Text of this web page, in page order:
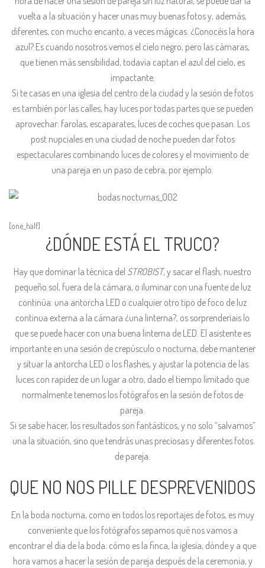
vuelta a la situación y hacer unas muy buenas fotos y, además,
diferentes, con mucho encanto, a veces mágicas. ¿Conocéis la hora
azul? Es cuando nosotros vemos el cielo negro, pero las cámaras,
que tienen más sensibilidad, todavía captan el azul del cielo, es
impactante.
Si te casas en una iglesia del centro de la ciudad y la sesión de fotos
es también por las calles, hay luces por todas partes que se pueden
aprovechar: farolas, escaparates, luces de coches que pasan. Los
post nupciales en una ciudad de noche pueden dar fotos
espectaculares combinando luces de colores y el movimiento de
una pareja en un paso de cebra, por ejemplo.
[one_half]
¿DÓNDE ESTÁ EL TRUCO?
Hay que dominar la técnica del STROBIST, y sacar el flash, nuestro
pequeño sol, fuera de la cámara, o iluminar con una fuente de luz
continúa: una antorcha LED o cualquier otro tipo de foco de luz
continua externa a la cámara ¿una linterna?, os sorprenderíais lo
que se puede hacer con una buena linterna de LED. El asistente es
importante en una sesión de crepúsculo o nocturna, debe mantener
y situar la antorcha LED o los flashes, y ajustar la potencia de las
luces con rapidez de un lugar a otro, dado el tiempo limitado que
normalmente tenemos los fotógrafos en la sesión de fotos de
pareja.
Si se sabe hacer, los resultados son fantásticos, y no solo “salvamos”
una la situación, sino que tendrás unas preciosas y diferentes fotos
de pareja.
QUE NO NOS PILLE DESPREVENIDOS
En la boda nocturna, como en todos los reportajes de fotos, es muy
conveniente que los fotógrafos sepamos qué nos vamos a
encontrar el día de la boda: cómo es la finca, la iglesia, dónde y a que
hora vamos a hacer la sesión de pareja después de la ceremonia, y